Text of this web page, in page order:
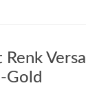
Gold